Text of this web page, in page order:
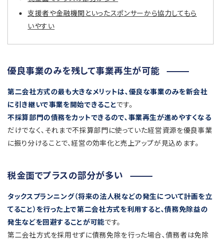
支援者や金融機関といったスポンサーから協力してもら
いやすい
優良事業のみを残して事業再生が可能
第二会社方式の最も大きなメリットは、優良な事業のみを新会社
に引き継いで事業を開始できることです。
不採算部門の債務をカットできるので、事業再生が進めやすくなる
だけでなく、それまで不採算部門に使っていた経営資源を優良事業
に振り分けることで、経営の効率化と売上アップが見込めます。
税金面でプラスの部分が多い
タックスプランニング（将来の法人税などの発生について計画を立
てること）を行った上で第二会社方式を利用すると、債務免除益の
発生などを回避することが可能です。
第二会社方式を採用せずに債務免除を行った場合、債務者は免除